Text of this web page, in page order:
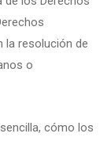
la resolución de
o
cómo los